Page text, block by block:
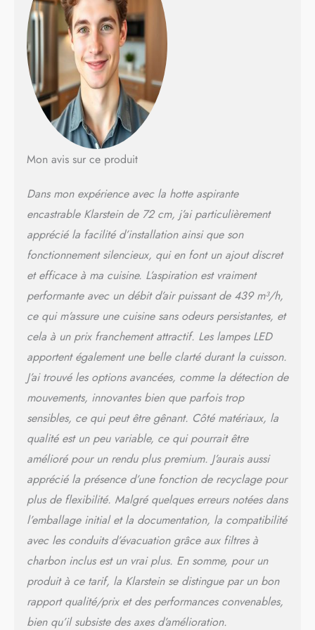
de ventilation adaptée à
chaque cuisson. Pour
améliorer la qualité de l'air
tout en éliminant les odeurs.
UN DESIGN
ÉPOUSTOUFLANT :
Reconnue pour son design
harmonieux qui s'intègre
watt pour éclairer
habilement vos casseroles et
vos poêles. ÉLIMINER LA
GRAISSE : La graisse
s'accumule silencieusement
sérieux d'incendie. Les
filtres à graisse intégrés sont
faciles à retirer et lavables en
machine. La hotte a une
fonction recyclage grâce au
filtre à charbon. EFFICACE
ET PUISSANTE : La hotte
aspirante encastrable
combine efficacité et
puissance. Non seulement
nos hottes aspirantes
éliminent rapidement les
fumées, mais une minuterie
d'arrêt permet de ventiler
pendant 1 à 9 min avant de
l'éteindre.
Mon avis sur ce produit
Dans mon expérience avec la hotte aspirante
encastrable Klarstein de 72 cm, j’ai particulièrement
apprécié la facilité d’installation ainsi que son
fonctionnement silencieux, qui en font un ajout discret
et efficace à ma cuisine. L’aspiration est vraiment
performante avec un débit d’air puissant de 439 m³/h,
ce qui m’assure une cuisine sans odeurs persistantes, et
cela à un prix franchement attractif. Les lampes LED
apportent également une belle clarté durant la cuisson.
J’ai trouvé les options avancées, comme la détection de
mouvements, innovantes bien que parfois trop
sensibles, ce qui peut être gênant. Côté matériaux, la
qualité est un peu variable, ce qui pourrait être
amélioré pour un rendu plus premium. J’aurais aussi
apprécié la présence d’une fonction de recyclage pour
plus de flexibilité. Malgré quelques erreurs notées dans
l’emballage initial et la documentation, la compatibilité
avec les conduits d’évacuation grâce aux filtres à
charbon inclus est un vrai plus. En somme, pour un
produit à ce tarif, la Klarstein se distingue par un bon
rapport qualité/prix et des performances convenables,
bien qu’il subsiste des axes d’amélioration.